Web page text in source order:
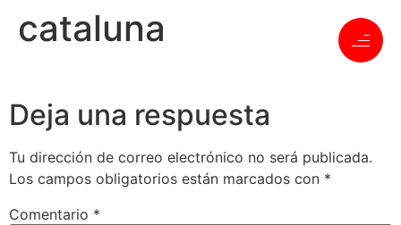
cataluna
Deja una respuesta
Tu dirección de correo electrónico no será publicada.
Los campos obligatorios están marcados con *
Comentario *